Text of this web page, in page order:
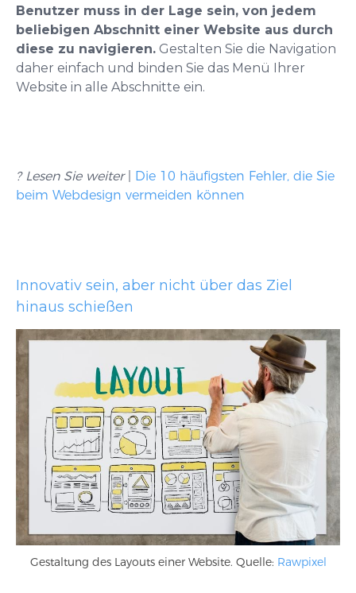
Benutzer muss in der Lage sein, von jedem
beliebigen Abschnitt einer Website aus durch
diese zu navigieren. Gestalten Sie die Navigation
daher einfach und binden Sie das Menü Ihrer
Website in alle Abschnitte ein.
? Lesen Sie weiter| Die 10 häufigsten Fehler, die Sie
beim Webdesign vermeiden können
Innovativ sein, aber nicht über das Ziel
hinaus schießen
Gestaltung des Layouts einer Website. Quelle: Rawpixel